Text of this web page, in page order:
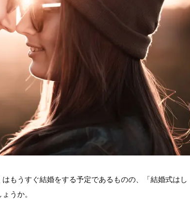
もうすぐ結婚をする予定であるものの、「結婚式はし
うか。